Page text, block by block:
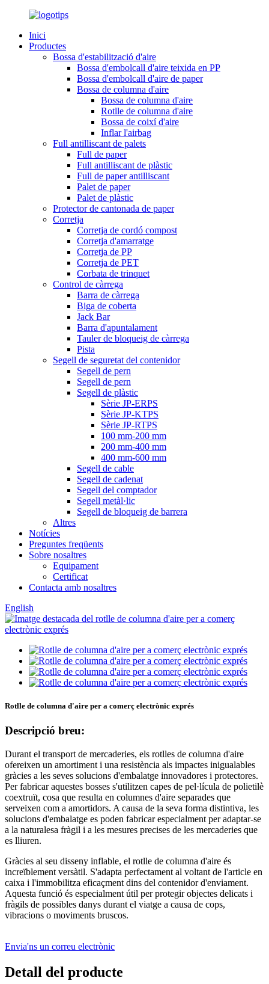
Inici
Productes
Bossa d'estabilització d'aire
Bossa d'embolcall d'aire teixida en PP
Bossa d'embolcall d'aire de paper
Bossa de columna d'aire
Bossa de columna d'aire
Rotlle de columna d'aire
Bossa de coixí d'aire
Inflar l'airbag
Full antilliscant de palets
Full de paper
Full antilliscant de plàstic
Full de paper antilliscant
Palet de paper
Palet de plàstic
Protector de cantonada de paper
Corretja
Corretja de cordó compost
Corretja d'amarratge
Corretja de PP
Corretja de PET
Corbata de trinquet
Control de càrrega
Barra de càrrega
Biga de coberta
Jack Bar
Barra d'apuntalament
Tauler de bloqueig de càrrega
Pista
Segell de seguretat del contenidor
Segell de pern
Segell de pern
Segell de plàstic
Sèrie JP-ERPS
Sèrie JP-KTPS
Sèrie JP-RTPS
100 mm-200 mm
200 mm-400 mm
400 mm-600 mm
Segell de cable
Segell de cadenat
Segell del comptador
Segell metàl·lic
Segell de bloqueig de barrera
Altres
Notícies
Preguntes freqüents
Sobre nosaltres
Equipament
Certificat
Contacta amb nosaltres
English
Rotlle de columna d'aire per a comerç electrònic exprés
Descripció breu:
Durant el transport de mercaderies, els rotlles de columna d'aire
ofereixen un amortiment i una resistència als impactes inigualables
gràcies a les seves solucions d'embalatge innovadores i protectores.
Per fabricar aquestes bosses s'utilitzen capes de pel·lícula de polietilè
coextruït, cosa que resulta en columnes d'aire separades que
serveixen com a amortidors. A causa de la seva forma distintiva, les
solucions d'embalatge es poden fabricar especialment per adaptar-se
a la naturalesa fràgil i a les mesures precises de les mercaderies que
es lliuren.
Gràcies al seu disseny inflable, el rotlle de columna d'aire és
increïblement versàtil. S'adapta perfectament al voltant de l'article en
caixa i l'immobilitza eficaçment dins del contenidor d'enviament.
Aquesta funció és especialment útil per protegir objectes delicats i
fràgils de possibles danys durant el viatge a causa de cops,
vibracions o moviments bruscos.
Envia'ns un correu electrònic
Detall del producte